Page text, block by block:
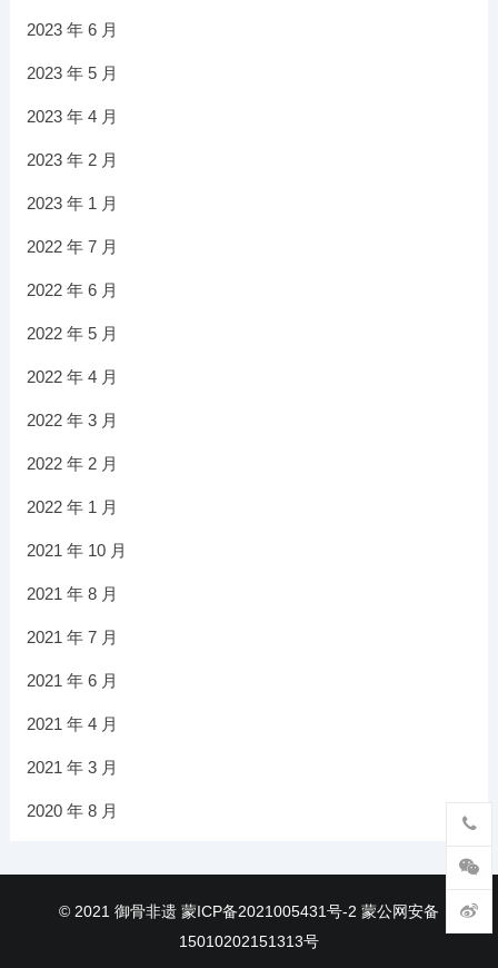
2023 年 6 月
2023 年 5 月
2023 年 4 月
2023 年 2 月
2023 年 1 月
2022 年 7 月
2022 年 6 月
2022 年 5 月
2022 年 4 月
2022 年 3 月
2022 年 2 月
2022 年 1 月
2021 年 10 月
2021 年 8 月
2021 年 7 月
2021 年 6 月
2021 年 4 月
2021 年 3 月
2020 年 8 月
© 2021 御骨非遗 蒙ICP备2021005431号-2 蒙公网安备
15010202151313号